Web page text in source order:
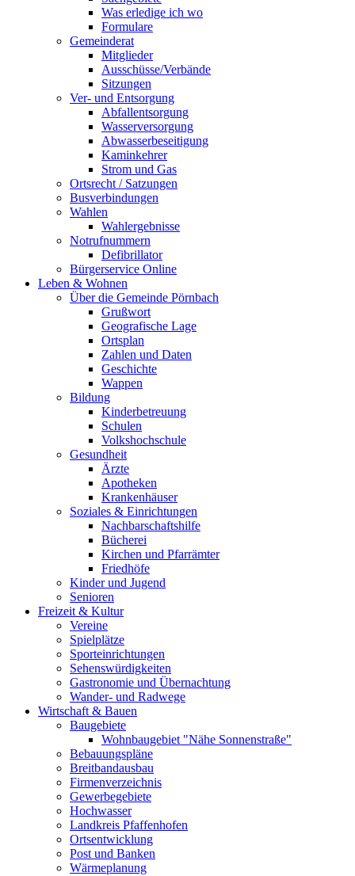
Was erledige ich wo
Formulare
Gemeinderat
Mitglieder
Ausschüsse/Verbände
Sitzungen
Ver- und Entsorgung
Abfallentsorgung
Wasserversorgung
Abwasserbeseitigung
Kaminkehrer
Strom und Gas
Ortsrecht / Satzungen
Busverbindungen
Wahlen
Wahlergebnisse
Notrufnummern
Defibrillator
Bürgerservice Online
Leben & Wohnen
Über die Gemeinde Pörnbach
Grußwort
Geografische Lage
Ortsplan
Zahlen und Daten
Geschichte
Wappen
Bildung
Kinderbetreuung
Schulen
Volkshochschule
Gesundheit
Ärzte
Apotheken
Krankenhäuser
Soziales & Einrichtungen
Nachbarschaftshilfe
Bücherei
Kirchen und Pfarrämter
Friedhöfe
Kinder und Jugend
Senioren
Freizeit & Kultur
Vereine
Spielplätze
Sporteinrichtungen
Sehenswürdigkeiten
Gastronomie und Übernachtung
Wander- und Radwege
Wirtschaft & Bauen
Baugebiete
Wohnbaugebiet "Nähe Sonnenstraße"
Bebauungspläne
Breitbandausbau
Firmenverzeichnis
Gewerbegebiete
Hochwasser
Landkreis Pfaffenhofen
Ortsentwicklung
Post und Banken
Wärmeplanung